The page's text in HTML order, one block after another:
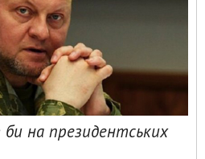
на президентських